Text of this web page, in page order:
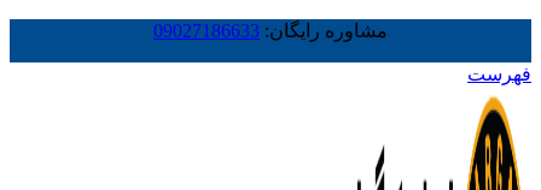
مشاوره رایگان: 09027186633
فهرست